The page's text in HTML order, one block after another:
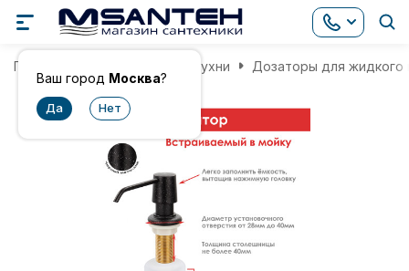
Ваш город Москва?
Главная Аксессуары для кухни Дозаторы для жидкого